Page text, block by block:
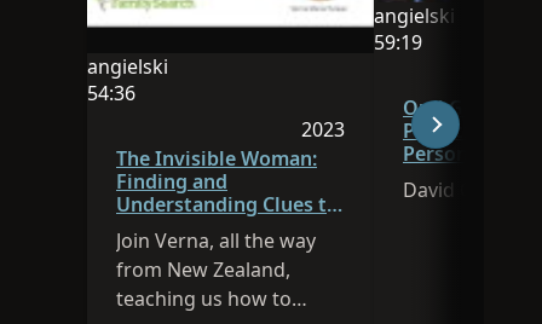
angielski
Językiem tej sesji jest angielski
54:36
Czas trwania filmu: 54:362023
Sesja została
The Invisible Woman:
Finding and
Understanding Clues to
Help Identify Unknown
Ancestors in New
Zealand
Join Verna, all the way
from New Zealand,
teaching us how to
angielski
Językiem tej sesji
59:19
Oral
Pacific: The
Personal
Tribal
David